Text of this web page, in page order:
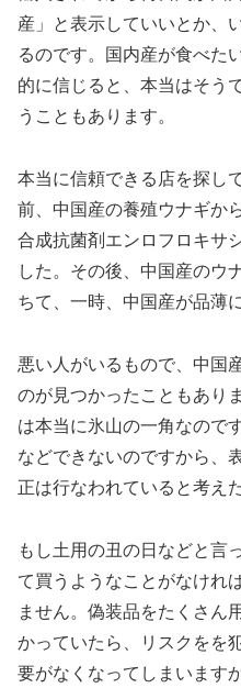
産」と表示していいとか、
るのです。国内産が食べた
的に信じると、本当はそう
うこともあります。
本当に信頼できる店を探し
前、中国産の養殖ウナギか
合成抗菌剤エンロフロキサ
した。その後、中国産のウ
ちて、一時、中国産が品薄
悪い人がいるもので、中国
のが見つかったこともあり
は本当に氷山の一角なので
などできないのですから、
正は行なわれていると考え
もし土用の丑の日などと言
て買うようなことがなけれ
ません。偽装品をたくさん
かっていたら、リスクをを
要がなくなってしまいますか